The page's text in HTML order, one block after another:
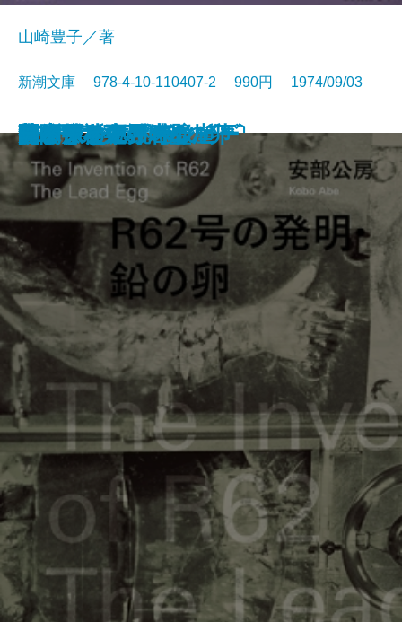
幕末動乱の男たち〔上〕
幕末動乱の男たち〔下〕
ナイン・ストーリーズ
死の枝
一の糸
ボンボンと悪夢
山彦乙女
きりぎりす
いずこより
花紋
山崎豊子／著
新潮文庫 978-4-10-110407-2 990円 1974/09/03
R62号の発明・鉛の卵
フィッシュ・オン
蒼氷・神々の岩壁
笹まくら
グレート・ギャツビー
関ケ原〔下〕
関ケ原〔中〕
関ケ原〔上〕
無関係な死・時の崖
見るまえに跳べ